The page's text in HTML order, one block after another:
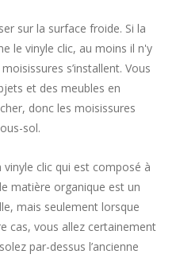
sur la surface froide. Si la
le vinyle clic, au moins il n'y
s’installent. Vous
et des meubles en
donc les moisissures
sol.
vinyle clic qui est composé à
matière organique est un
mais seulement lorsque
cas, vous allez certainement
par-dessus l’ancienne